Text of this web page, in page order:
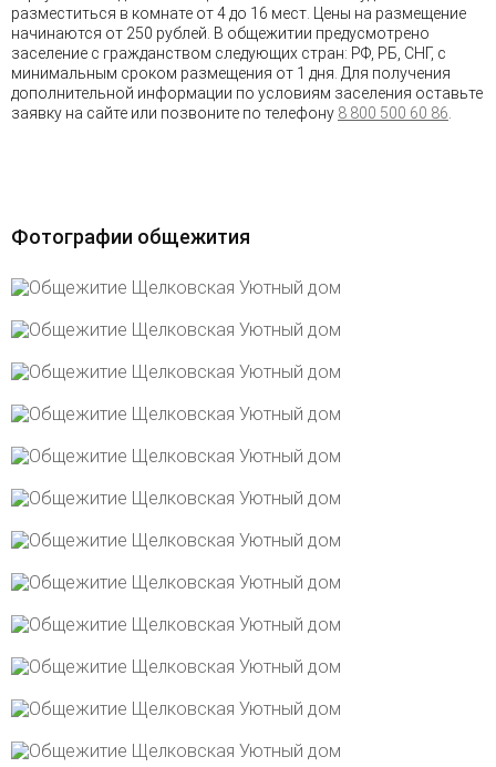
разместиться в комнате от 4 до 16 мест. Цены на размещение
начинаются от 250 рублей. В общежитии предусмотрено
заселение с гражданством следующих стран: РФ, РБ, СНГ, с
минимальным сроком размещения от 1 дня. Для получения
дополнительной информации по условиям заселения оставьте
заявку на сайте или позвоните по телефону 8 800 500 60 86
Фотографии общежития